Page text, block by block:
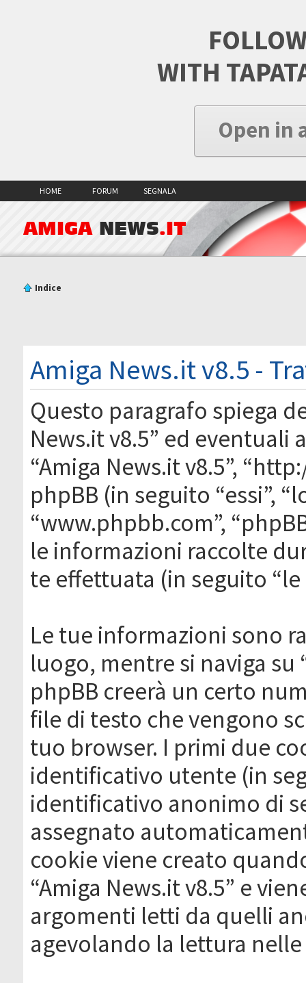
WITH
Open in
HOME FORUM SEGNALA
AMIGA NEWS.IT
Indice
Amiga News.it v8.5 -
Questo paragrafo spiega
News.it v8.5” ed eventuali
“Amiga News.it v8.5”,
phpBB (in seguito “essi”,
“www.phpbb.com”,
le informazioni raccolte
te effettuata (in seguito
Le tue informazioni sono
luogo, mentre si naviga su
phpBB creerà un certo
file di testo che vengono
tuo browser. I primi due
identificativo utente (in
identificativo anonimo di
assegnato
cookie viene creato
“Amiga News.it v8.5” e
argomenti letti da quelli
agevolando la lettura